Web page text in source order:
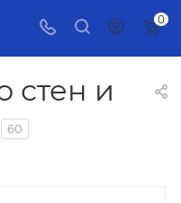
0
стен и
60